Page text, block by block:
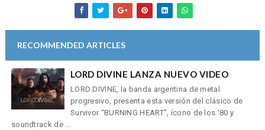
RECOMMENDED ARTICLES
LORD DIVINE LANZA NUEVO VIDEO
LORD DIVINE, la banda argentina de metal
progresivo, presenta esta versión del clásico de
Survivor “BURNING HEART”, ícono de los ‘80 y
soundtrack de ...